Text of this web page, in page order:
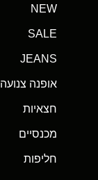
NEW
SALE
JEANS
אופנה צנועה
חצאיות
מכנסיים
חליפות